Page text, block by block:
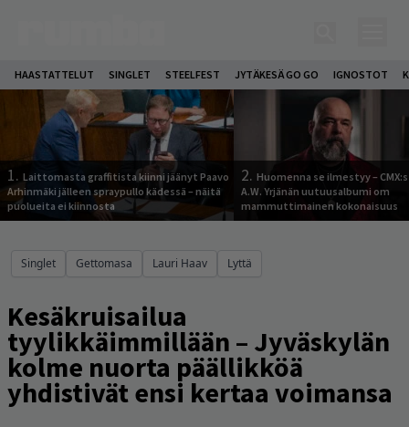
HAASTATTELUT SINGLET STEELFEST JYTÄKESÄ GO GO IGNOSTOT
1. Laittomasta graffitista kiinni jäänyt Paavo
Arhinmäki jälleen spraypullo kädessä – näitä
puolueita ei kiinnosta
2. Huomenna se ilmestyy –
A.W. Yrjänän uutuusalbumi om
mammuttimainen kokonaisuus
Singlet Gettomasa Lauri Haav Lyttä
Kesäkruisailua
tyylikkäimmillään – Jyväskylän
kolme nuorta päällikköä
yhdistivät ensi kertaa voimansa